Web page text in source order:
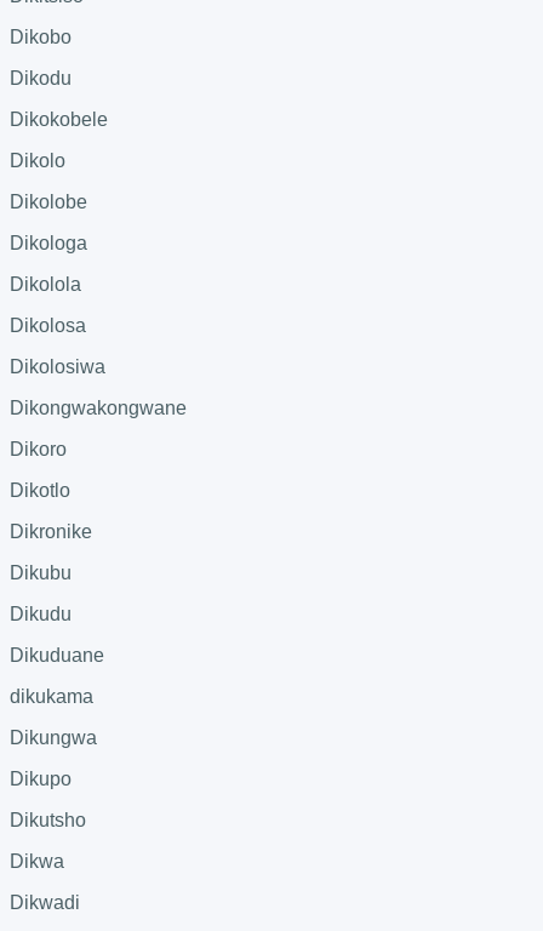
Dikobo
Dikodu
Dikokobele
Dikolo
Dikolobe
Dikologa
Dikolola
Dikolosa
Dikolosiwa
Dikongwakongwane
Dikoro
Dikotlo
Dikronike
Dikubu
Dikudu
Dikuduane
dikukama
Dikungwa
Dikupo
Dikutsho
Dikwa
Dikwadi